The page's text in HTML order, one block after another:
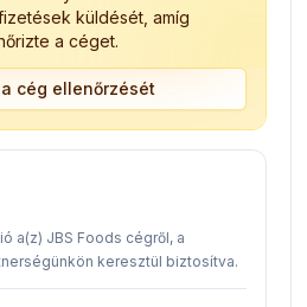
küldését, amíg
a céget.
a cég ellenőrzését
a(z) JBS Foods cégről, a
keresztül biztosítva.